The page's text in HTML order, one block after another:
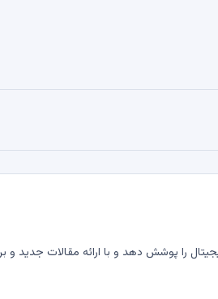
را پوشش دهد و با ارائه مقالات جدید و